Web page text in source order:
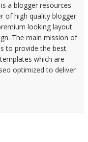
a blogger resources
of high quality blogger
looking layout
The main mission of
to provide the best
which are
optimized to deliver